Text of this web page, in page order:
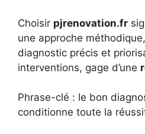
Choisir pjrenovation.fr
une approche
diagnostic précis et
interventions, gage d’une
Phrase-clé : le bon
conditionne toute la